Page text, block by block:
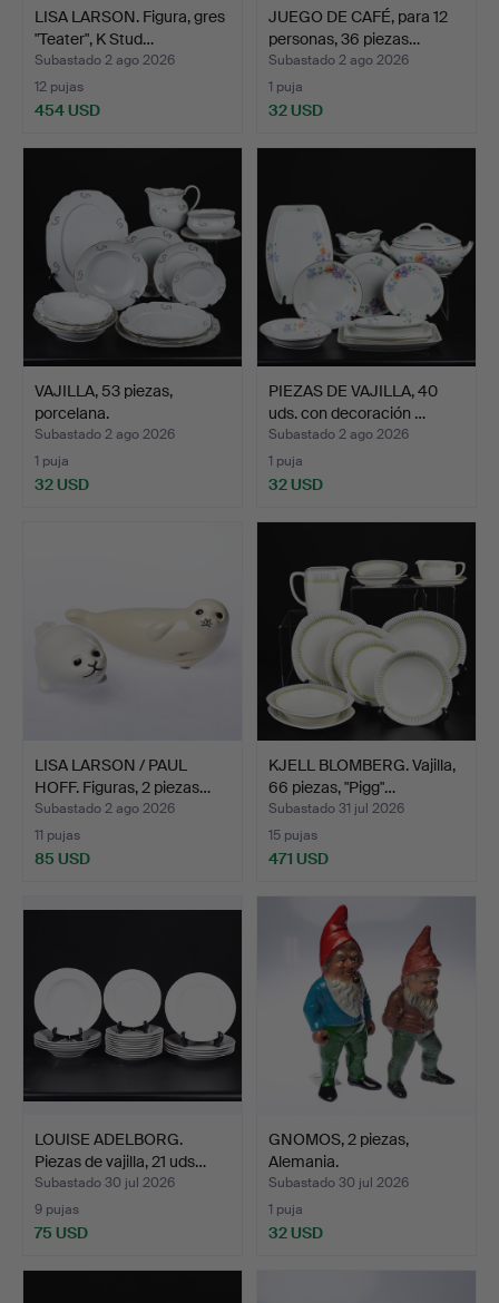
LISA LARSON. Figura, gres
"Teater", K Stud…
Subastado 2 ago 2026
12 pujas
454 USD
JUEGO DE CAFÉ, para 12
personas, 36 piezas…
Subastado 2 ago 2026
1 puja
32 USD
VAJILLA, 53 piezas,
porcelana.
Subastado 2 ago 2026
1 puja
32 USD
PIEZAS DE VAJILLA, 40
uds. con decoración …
Subastado 2 ago 2026
1 puja
32 USD
LISA LARSON / PAUL
HOFF. Figuras, 2 piezas…
Subastado 2 ago 2026
11 pujas
85 USD
KJELL BLOMBERG. Vajilla,
66 piezas, "Pigg"…
Subastado 31 jul 2026
15 pujas
471 USD
LOUISE ADELBORG.
Piezas de vajilla, 21 uds…
Subastado 30 jul 2026
9 pujas
75 USD
GNOMOS, 2 piezas,
Alemania.
Subastado 30 jul 2026
1 puja
32 USD